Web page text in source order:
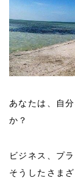
あなたは、自
か？
ビジネス、プ
そうしたさま